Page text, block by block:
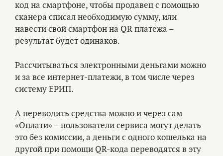
код на смартфоне, чтобы продавец с помощью
сканера списал необходимую сумму, или
навести свой смартфон на QR платежа –
результат будет одинаков.
Рассчитываться электронными деньгами можно
и за все интернет-платежи, в том числе через
систему ЕРИП.
А переводить средства можно и через сам
«Оплати» – пользователи сервиса могут делать
это без комиссии, а деньги с одного кошелька на
другой при помощи QR-кода переводятся в эту